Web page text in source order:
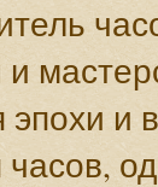
эпохи и